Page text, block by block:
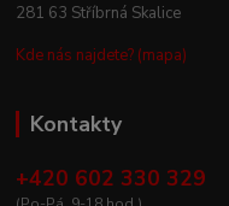
281 63 Stříbrná Skalice
Kde nás najdete? (mapa)
Kontakty
+420 602 330 329